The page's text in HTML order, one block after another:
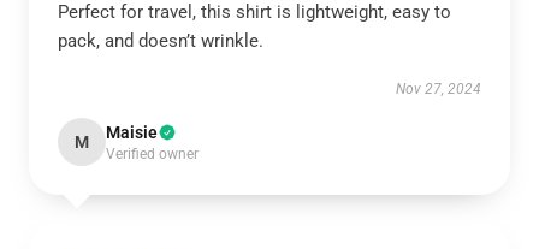
Perfect for travel, this shirt is lightweight, easy to
pack, and doesn’t wrinkle.
Nov 27, 2024
M Maisie
Verified owner